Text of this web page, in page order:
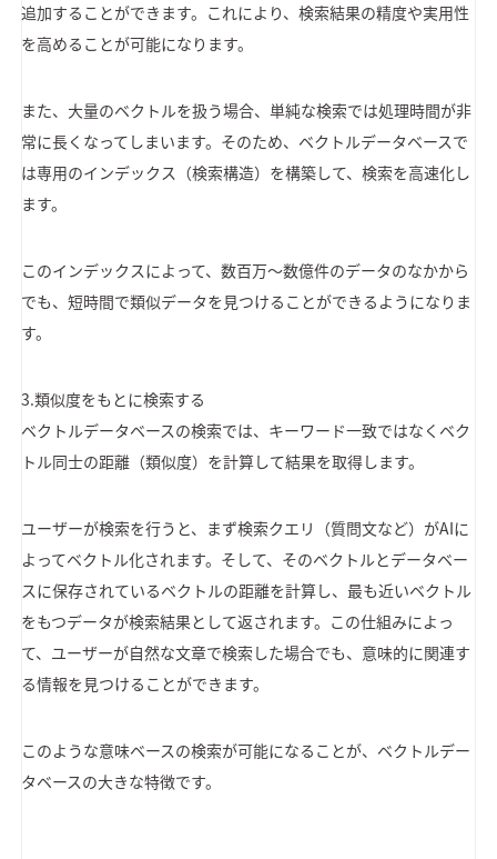
追加することができます。これにより、検索結果の精度や実用性
を高めることが可能になります。
また、大量のベクトルを扱う場合、単純な検索では処理時間が非
常に長くなってしまいます。そのため、ベクトルデータベースで
は専用のインデックス（検索構造）を構築して、検索を高速化し
ます。
このインデックスによって、数百万〜数億件のデータのなかから
でも、短時間で類似データを見つけることができるようになりま
す。
3.類似度をもとに検索する
ベクトルデータベースの検索では、キーワード一致ではなくベク
トル同士の距離（類似度）を計算して結果を取得します。
ユーザーが検索を行うと、まず検索クエリ（質問文など）がAIに
よってベクトル化されます。そして、そのベクトルとデータベー
スに保存されているベクトルの距離を計算し、最も近いベクトル
をもつデータが検索結果として返されます。この仕組みによっ
て、ユーザーが自然な文章で検索した場合でも、意味的に関連す
る情報を見つけることができます。
このような意味ベースの検索が可能になることが、ベクトルデー
タベースの大きな特徴です。